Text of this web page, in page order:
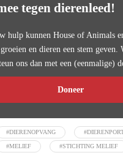
tegen dierenleed!
hulp kunnen House of Animals
en dieren een stem geven.
ons dan met een (eenmalige)
Doneer
#DIERENOPVANG
#MELIEF #STICHTING MELIEF